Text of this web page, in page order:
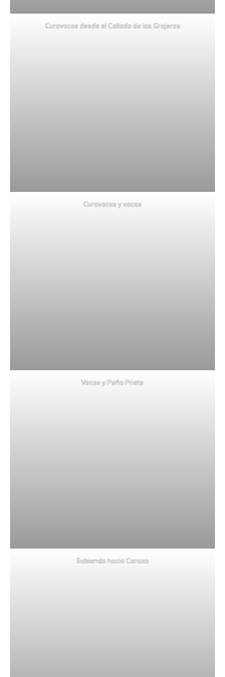
Curavacas desde el Collado de las Grajeras
Curavacas y vacas
Vacas y Peña Prieta
Subiendo hacia Carazo